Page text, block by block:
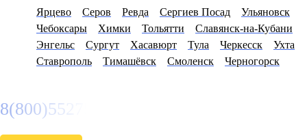
Ярцево Серов Ревда Сергиев Посад
Ульяновск
Чебоксары
Химки Тольятти
Славянск-на-Кубани
Энгельс
Сургут Хасавюрт Тула Черкесск
Ухта
Ставрополь
Тимашёвск Смоленск Черногорск
8(800)5527584